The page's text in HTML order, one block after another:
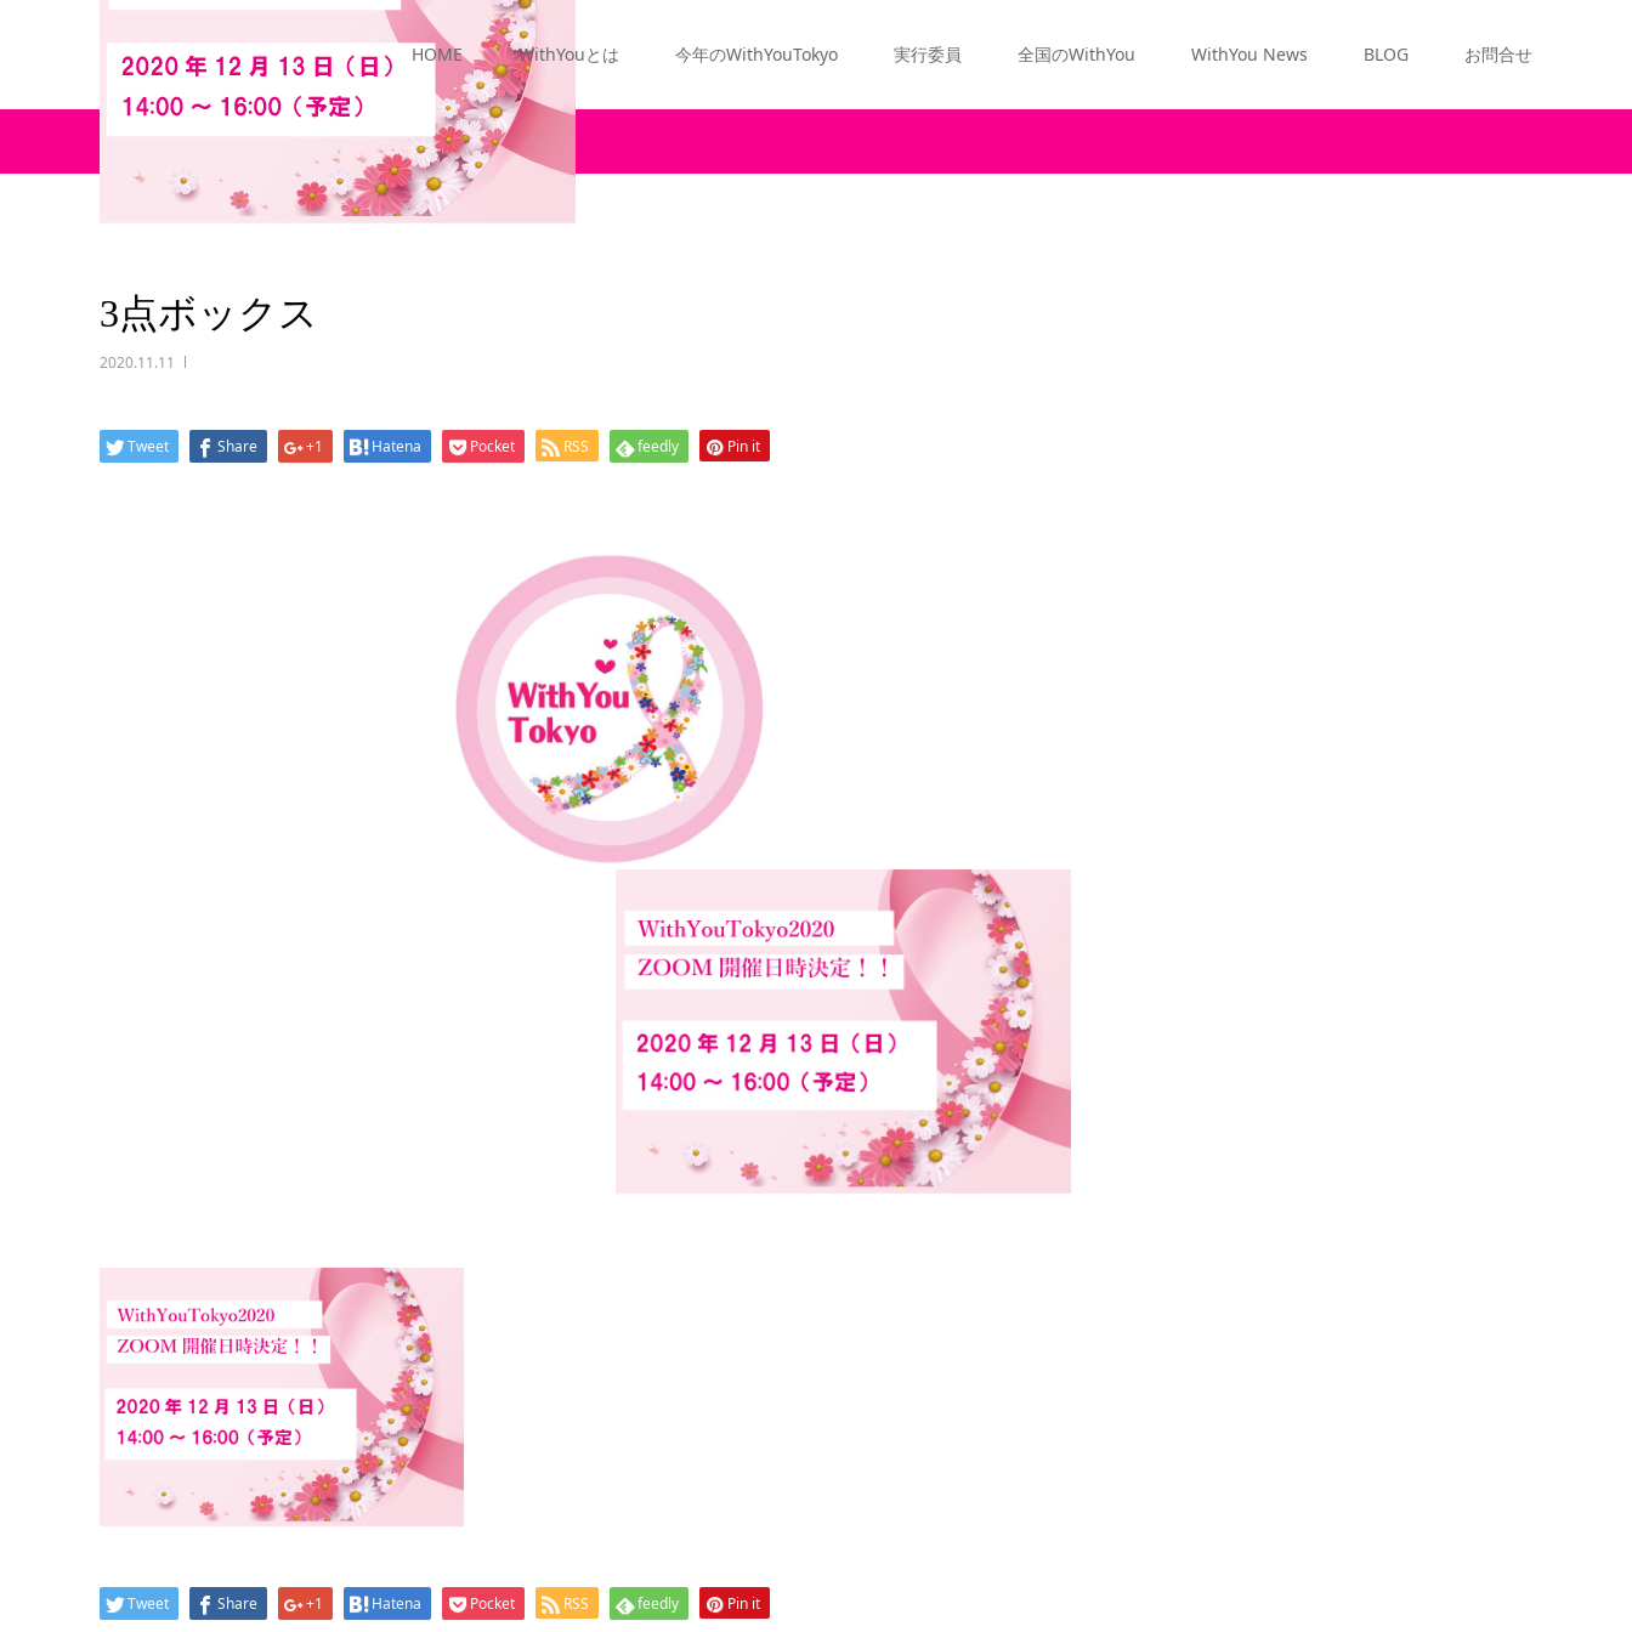
HOME WithYouとは 今年のWithYouTokyo 実行委員 全国のWithYou WithYou News BLOG お問合せ
ブログ 3点ボックス
3点ボックス
2020.11.11
Tweet Share +1 Hatena Pocket RSS feedly Pin it
Tweet Share +1 Hatena Pocket RSS feedly Pin it